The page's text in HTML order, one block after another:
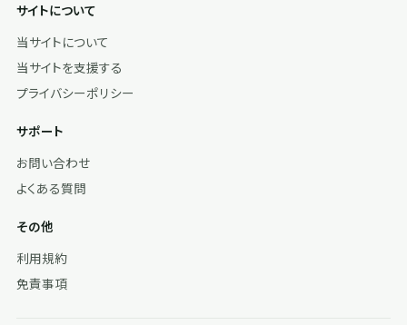
サイトについて
当サイトについて
当サイトを支援する
プライバシーポリシー
サポート
お問い合わせ
よくある質問
その他
利用規約
免責事項